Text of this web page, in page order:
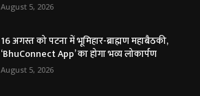
August 5, 2026
16 अगस्त को पटना में भूमिहार-ब्राह्मण महाबैठकी,
‘BhuConnect App’ का होगा भव्य लोकार्पण
August 5, 2026